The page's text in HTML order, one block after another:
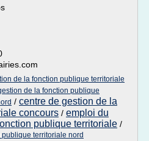
de la fonction publique territoriale
de la fonction publique
/ centre de gestion de la
concours / emploi du
publique territoriale /
territoriale nord